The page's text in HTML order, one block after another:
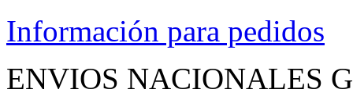
Información para pedidos
ENVIOS NACIONALES